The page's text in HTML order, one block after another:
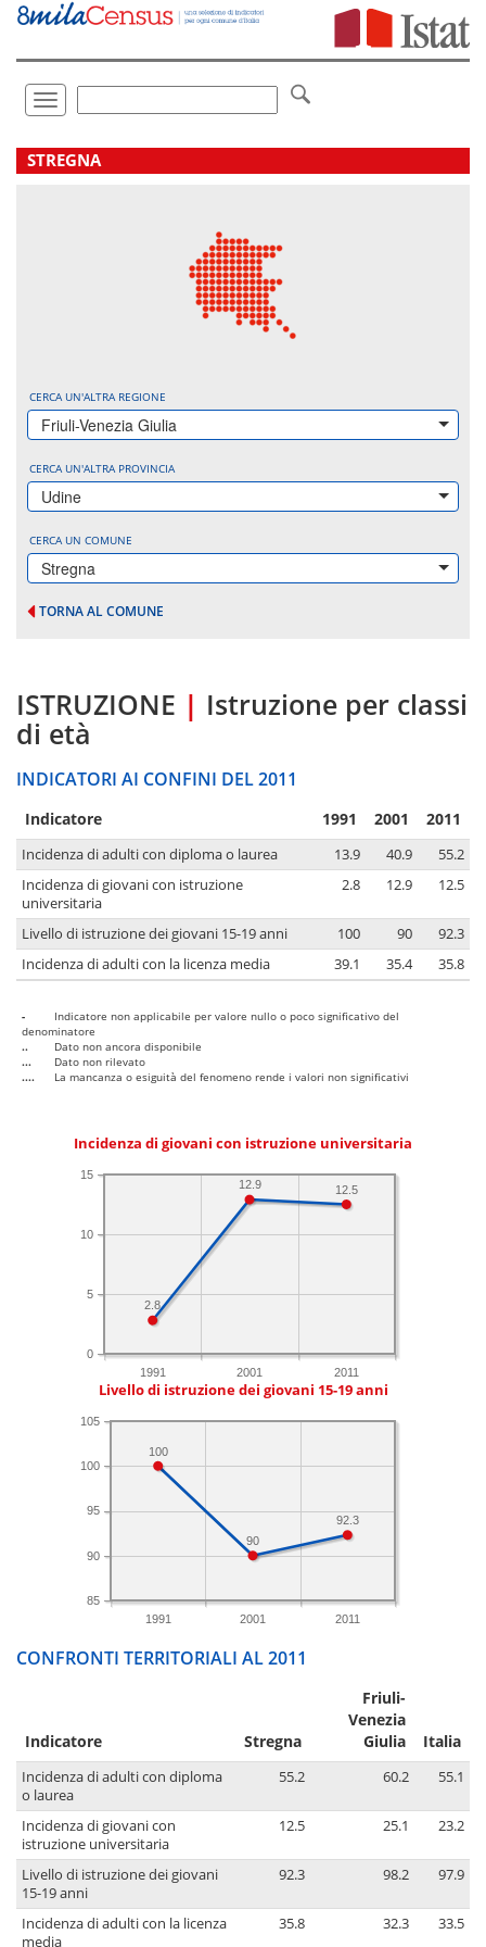
Vai
direttamente
Toggle
navigation
.
STREGNA
CERCA UN'ALTRA REGIONE
Friuli-Venezia Giulia
CERCA UN'ALTRA PROVINCIA
Udine
CERCA UN COMUNE
Stregna
TORNA AL COMUNE
ISTRUZIONE | Istruzione per classi
di età
INDICATORI AI CONFINI DEL 2011
Indicatore 1991 2001 2011
Incidenza di adulti con diploma o laurea 13.9 40.9
55.2
Incidenza di giovani con istruzione
universitaria
2.8 12.9 12.5
Livello di istruzione dei giovani 15-19 anni 100 90
92.3
Incidenza di adulti con la licenza media
39.1 35.4 35.8
-
Indicatore non applicabile per valore nullo o poco significativo del
denominatore
..
Dato non ancora disponibile
...
Dato non rilevato
....
La mancanza o esiguità del fenomeno rende i valori non significativi
Incidenza di giovani con istruzione universitaria
1991 2001 2011
0
5
10
15
12.5
12.9
2.8
Livello di istruzione dei giovani 15-19 anni
1991 2001 2011
85
90
95
100
105
92.3
90
100
CONFRONTI TERRITORIALI AL 2011
Indicatore Stregna
Friuli-
Venezia
Giulia
Italia
Incidenza di adulti con diploma
o laurea
55.2 60.2 55.1
Incidenza di giovani con
istruzione universitaria
12.5 25.1 23.2
Livello di istruzione dei giovani
15-19 anni
92.3 98.2 97.9
Incidenza di adulti con la licenza
media
35.8 32.3 33.5